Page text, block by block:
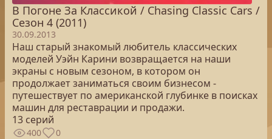
В Погоне За Классикой / Chasing Classic Cars /
Сезон 4 (2011)
30.09.2013
Наш старый знакомый любитель классических
моделей Уэйн Карини возвращается на наши
экраны с новым сезоном, в котором он
продолжает заниматься своим бизнесом -
путешествует по американской глубинке в поисках
машин для реставрации и продажи.
13 серий
400 0